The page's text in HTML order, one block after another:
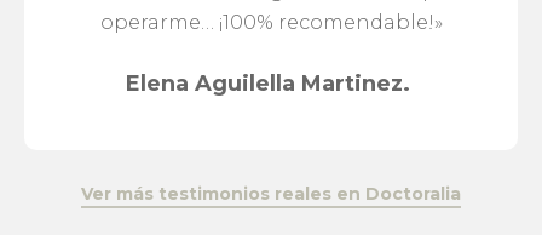
operarme… ¡100% recomendable!»
Elena Aguilella Martinez.
Ver más testimonios reales en Doctoralia